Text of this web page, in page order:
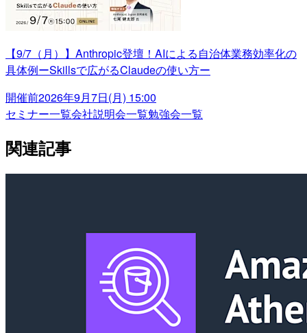
【9/7（月）】Anthropic登壇！AIによる自治体業務効率化の
具体例ーSkillsで広がるClaudeの使い方ー
開催前2026年9月7日(月) 15:00
セミナー一覧会社説明会一覧勉強会一覧
関連記事